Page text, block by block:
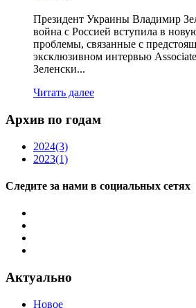
Президент Украины Владимир
война с Россией вступила в
проблемы, связанные с
эксклюзивном интервью
Зеленски...
Читать далее
Архив по годам
2024(3)
2023(1)
Следите за нами в социальных сетях
Актуально
Новое